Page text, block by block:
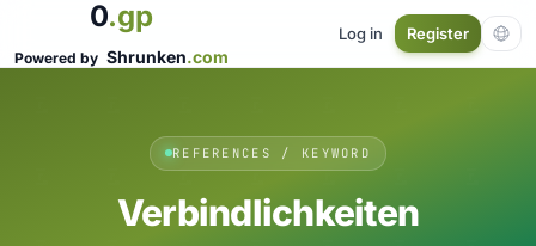
0.gp
Powered by Shrunken.com
Log in Register
REFERENCES / KEYWORD
Verbindlichkeiten